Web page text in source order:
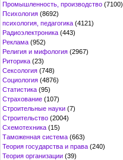
Промышленность, производство (7100)
Психология (8692)
психология, педагогика (4121)
Радиоэлектроника (443)
Реклама (952)
Религия и мифология (2967)
Риторика (23)
Сексология (748)
Социология (4876)
Статистика (95)
Страхование (107)
Строительные науки (7)
Строительство (2004)
Схемотехника (15)
Таможенная система (663)
Теория государства и права (240)
Теория организации (39)